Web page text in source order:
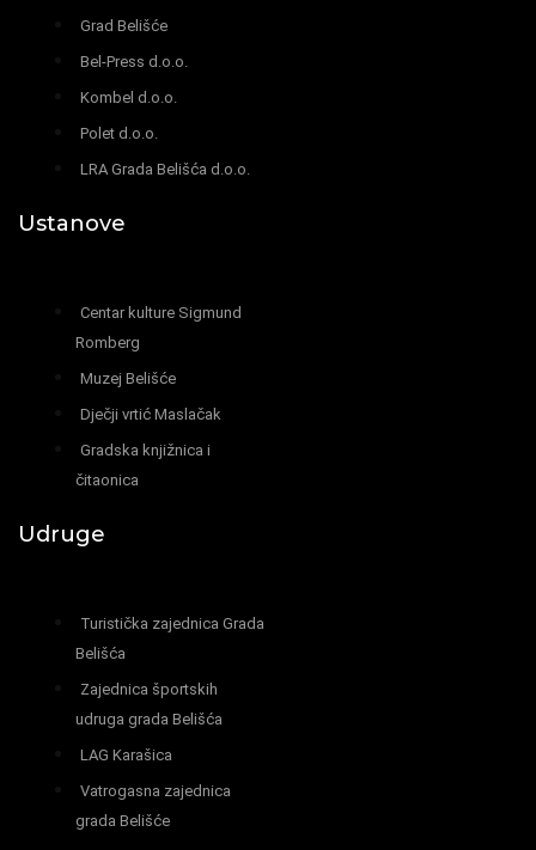
Grad Belišće
Bel-Press d.o.o.
Kombel d.o.o.
Polet d.o.o.
LRA Grada Belišća d.o.o.
Ustanove
Centar kulture Sigmund
Romberg
Muzej Belišće
Dječji vrtić Maslačak
Gradska knjižnica i
čitaonica
Udruge
Turistička zajednica Grada
Belišća
Zajednica športskih
udruga grada Belišća
LAG Karašica
Vatrogasna zajednica
grada Belišće